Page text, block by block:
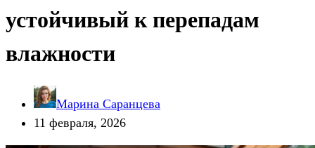
устойчивый к перепадам
влажности
Марина Саранцева
11 февраля, 2026